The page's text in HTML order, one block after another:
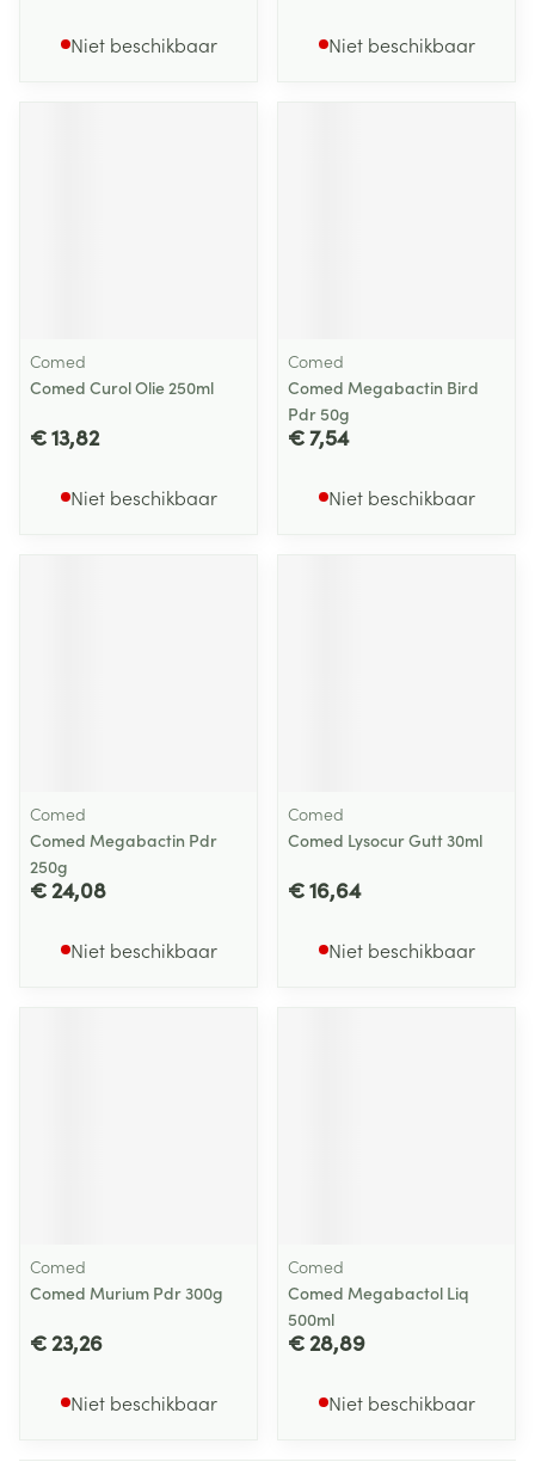
Niet beschikbaar Niet beschikbaar
Comed
Comed Curol Olie 250ml
€ 13,82
Niet beschikbaar
Comed
Comed Megabactin Bird
Pdr 50g
€ 7,54
Niet beschikbaar
Comed
Comed Megabactin Pdr
250g
€ 24,08
Niet beschikbaar
Comed
Comed Lysocur Gutt 30ml
€ 16,64
Niet beschikbaar
Comed
Comed Murium Pdr 300g
€ 23,26
Niet beschikbaar
Comed
Comed Megabactol Liq
500ml
€ 28,89
Niet beschikbaar